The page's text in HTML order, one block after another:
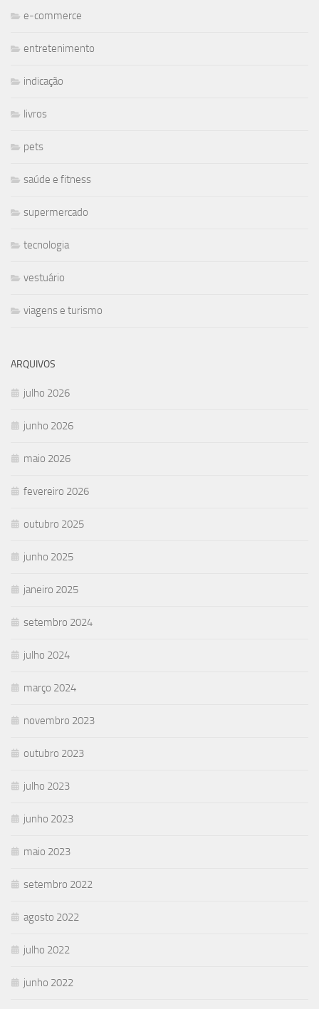
e-commerce
entretenimento
indicação
livros
pets
saúde e fitness
supermercado
tecnologia
vestuário
viagens e turismo
ARQUIVOS
julho 2026
junho 2026
maio 2026
fevereiro 2026
outubro 2025
junho 2025
janeiro 2025
setembro 2024
julho 2024
março 2024
novembro 2023
outubro 2023
julho 2023
junho 2023
maio 2023
setembro 2022
agosto 2022
julho 2022
junho 2022